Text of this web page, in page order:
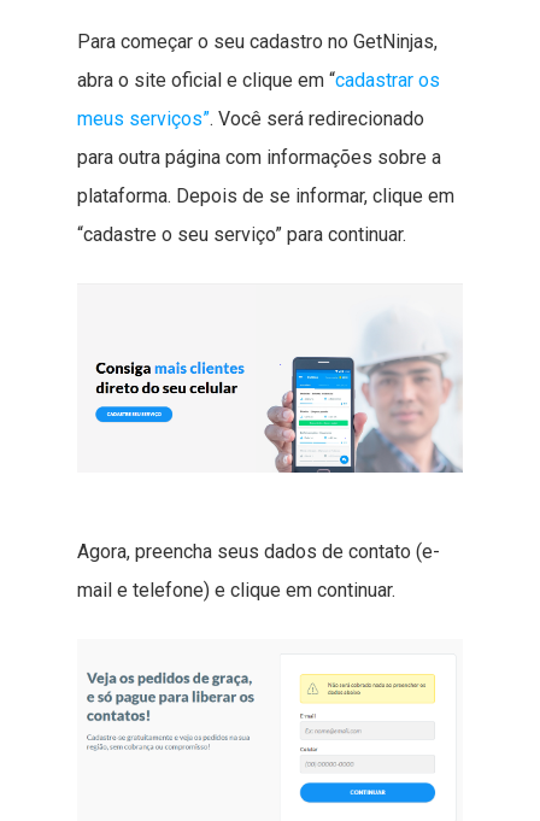
Para começar o seu cadastro no GetNinjas,
abra o site oficial e clique em “cadastrar os
meus serviços”. Você será redirecionado
para outra página com informações sobre a
plataforma. Depois de se informar, clique em
“cadastre o seu serviço” para continuar.
Agora, preencha seus dados de contato (e-
mail e telefone) e clique em continuar.